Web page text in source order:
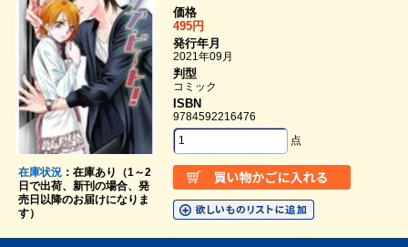
在庫状況：在庫あり（1～2
日で出荷、新刊の場合、発
売日以降のお届けになりま
す）
価格
495円
発行年月
2021年09月
判型
コミック
ISBN
9784592216476
点